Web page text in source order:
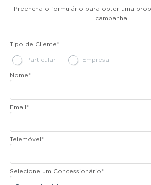
Preencha o formulário para obter uma
campanha.
Tipo de Cliente*
Particular Empresa
Nome*
Email*
Telemóvel*
Selecione um Concessionário*